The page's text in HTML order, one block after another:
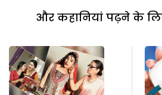
और कहानियां पढ़ने के